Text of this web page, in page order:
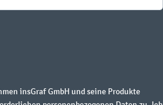
insGraf GmbH und seine Produkte